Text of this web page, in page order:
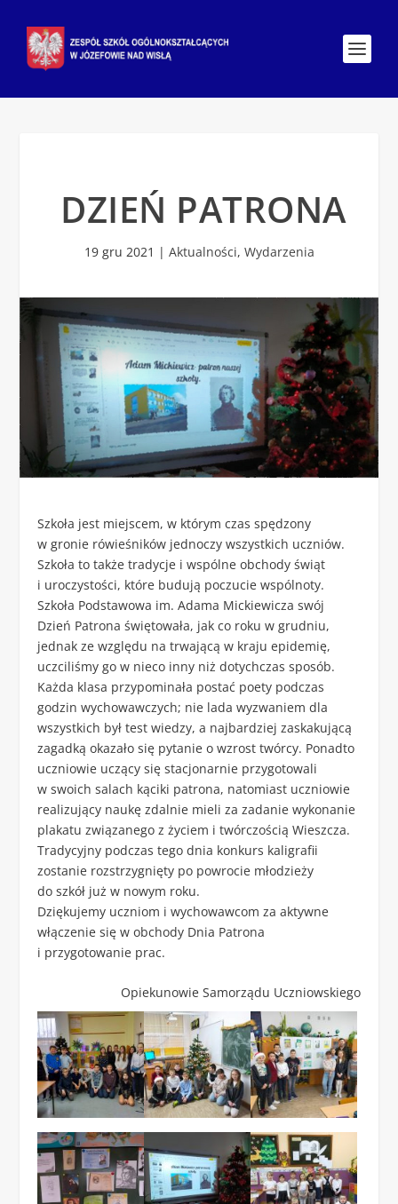
DZIEŃ PATRONA
19 gru 2021 | Aktualności, Wydarzenia
Szkoła jest miejscem, w którym czas spędzony
w gronie rówieśników jednoczy wszystkich uczniów.
Szkoła to także tradycje i wspólne obchody świąt
i uroczystości, które budują poczucie wspólnoty.
Szkoła Podstawowa im. Adama Mickiewicza swój
Dzień Patrona świętowała, jak co roku w grudniu,
jednak ze względu na trwającą w kraju epidemię,
uczciliśmy go w nieco inny niż dotychczas sposób.
Każda klasa przypominała postać poety podczas
godzin wychowawczych; nie lada wyzwaniem dla
wszystkich był test wiedzy, a najbardziej zaskakującą
zagadką okazało się pytanie o wzrost twórcy. Ponadto
uczniowie uczący się stacjonarnie przygotowali
w swoich salach kąciki patrona, natomiast uczniowie
realizujący naukę zdalnie mieli za zadanie wykonanie
plakatu związanego z życiem i twórczością Wieszcza.
Tradycyjny podczas tego dnia konkurs kaligrafii
zostanie rozstrzygnięty po powrocie młodzieży
do szkół już w nowym roku.
Dziękujemy uczniom i wychowawcom za aktywne
włączenie się w obchody Dnia Patrona
i przygotowanie prac.
Opiekunowie Samorządu Uczniowskiego